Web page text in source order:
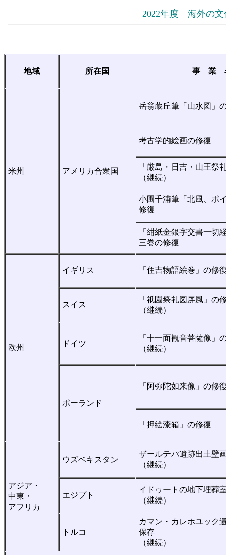
2022年度 海外の
地域 所在国 事 業
米州 アメリカ合衆国
岳翁蔵丘筆「山水図」
考古学的絵画の修復
「厳島・日吉・山王祭
（継続）
小圃千浦筆「北風、ポ
修復
「紺紙金銀字交書一切
三巻の修復
欧州
イギリス 「住吉物語絵巻」の修
スイス
「祇園祭礼図屏風」の
（継続）
ドイツ
「十一面観音菩薩像」
（継続）
ポーランド
「阿弥陀如来像」の修
「押絵漆箱」の修復
アジア・
中東・
アフリカ
ウズベキスタン
ザールテパ遺跡出土壁
（継続）
エジプト
イドゥートの地下埋葬
（継続）
トルコ
カマン・カレホユック
保存
（継続）